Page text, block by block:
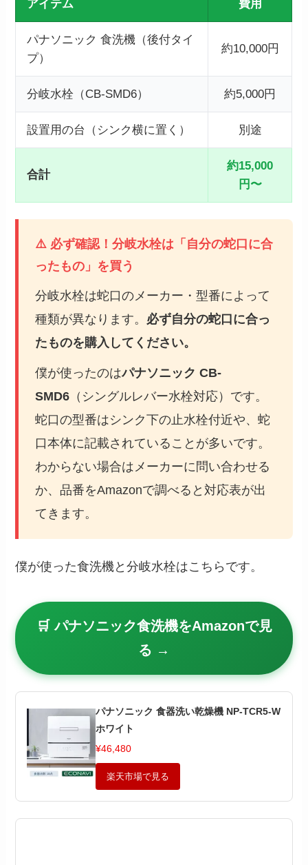
アイテム 費用
パナソニック 食洗機（後付タイ
プ）
約10,000円
分岐水栓（CB-SMD6） 約5,000円
設置用の台（シンク横に置く） 別途
合計
約15,000
円〜
⚠️ 必ず確認！分岐水栓は「自分の蛇口に合
ったもの」を買う
分岐水栓は蛇口のメーカー・型番によって
種類が異なります。 必ず自分の蛇口に合っ
たものを購入してください。
僕が使ったのはパナソニック CB-
SMD6 （シングルレバー水栓対応）です。
蛇口の型番はシンク下の止水栓付近や、蛇
口本体に記載されていることが多いです。
わからない場合はメーカーに問い合わせる
か、品番をAmazonで調べると対応表が出
てきます。
僕が使った食洗機と分岐水栓はこちらです。
🛒 パナソニック食洗機をAmazonで見
る →
パナソニック 食器洗い乾燥機 NP-TCR5-W
ホワイト
¥46,480
楽天市場で見る